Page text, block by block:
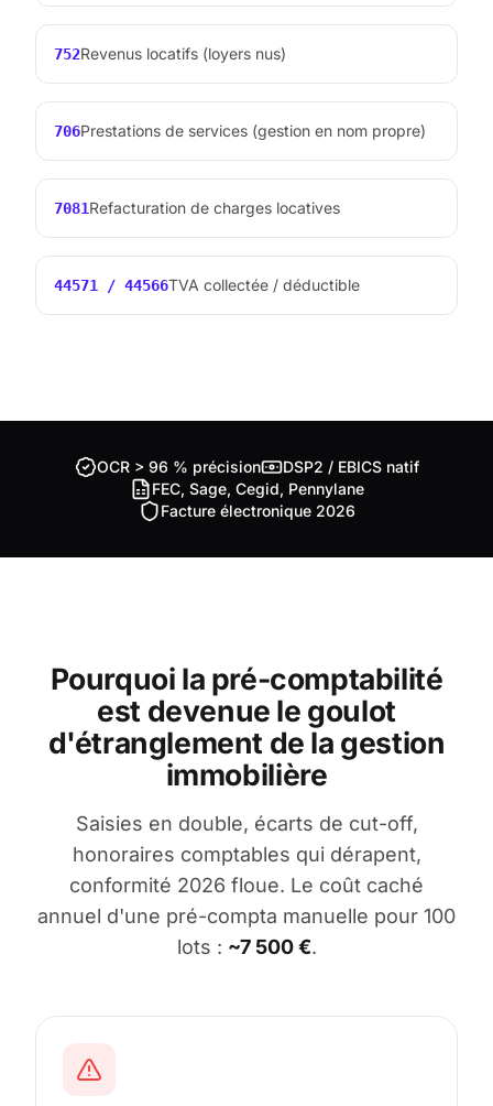
752Revenus locatifs (loyers nus)
706Prestations de services (gestion en nom propre)
7081Refacturation de charges locatives
44571 / 44566TVA collectée / déductible
OCR > 96 % précision
DSP2 / EBICS natif
FEC, Sage, Cegid, Pennylane
Facture électronique 2026
Pourquoi la pré-comptabilité
est devenue le goulot
d'étranglement de la gestion
immobilière
Saisies en double, écarts de cut-off,
honoraires comptables qui dérapent,
conformité 2026 floue. Le coût caché
annuel d'une pré-compta manuelle pour 100
lots : ~7 500 €.